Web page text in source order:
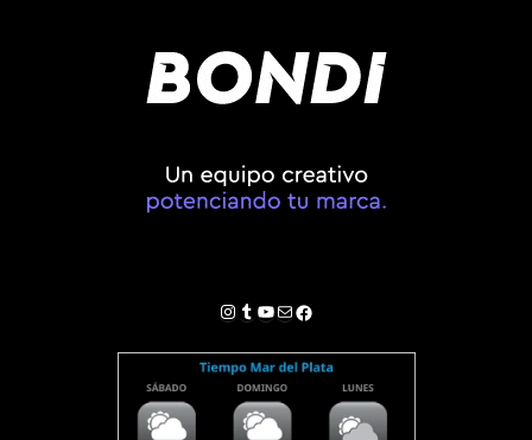
Instagram
Tumblr
YouTube
Correo electrónico
Facebook